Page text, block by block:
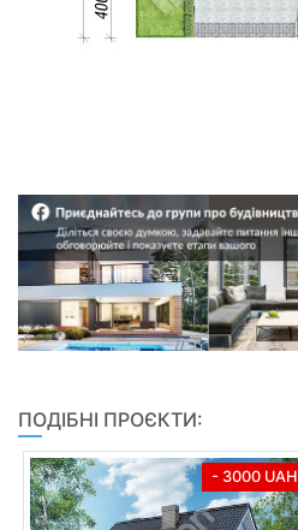
ПОДІБНІ ПРОЄКТИ:
- 3000 UAH